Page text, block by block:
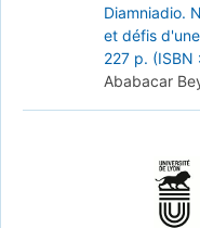
Diamniadio.
et défis
227 p.
Ababacar